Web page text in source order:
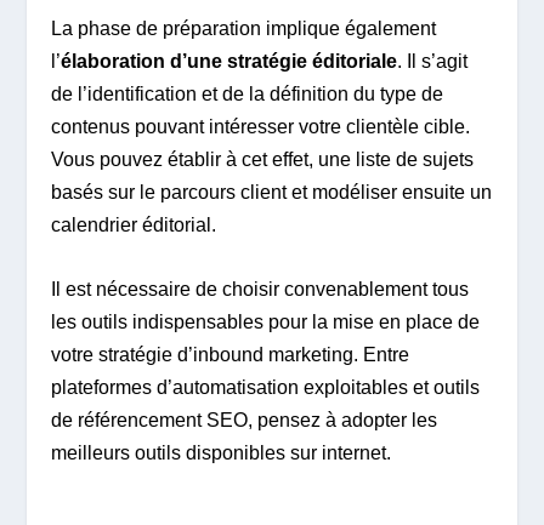
La phase de préparation implique également
l’élaboration d’une stratégie éditoriale. Il s’agit
de l’identification et de la définition du type de
contenus pouvant intéresser votre clientèle cible.
Vous pouvez établir à cet effet, une liste de sujets
basés sur le parcours client et modéliser ensuite un
calendrier éditorial.
Il est nécessaire de choisir convenablement tous
les outils indispensables pour la mise en place de
votre stratégie d’inbound marketing. Entre
plateformes d’automatisation exploitables et outils
de référencement SEO, pensez à adopter les
meilleurs outils disponibles sur internet.